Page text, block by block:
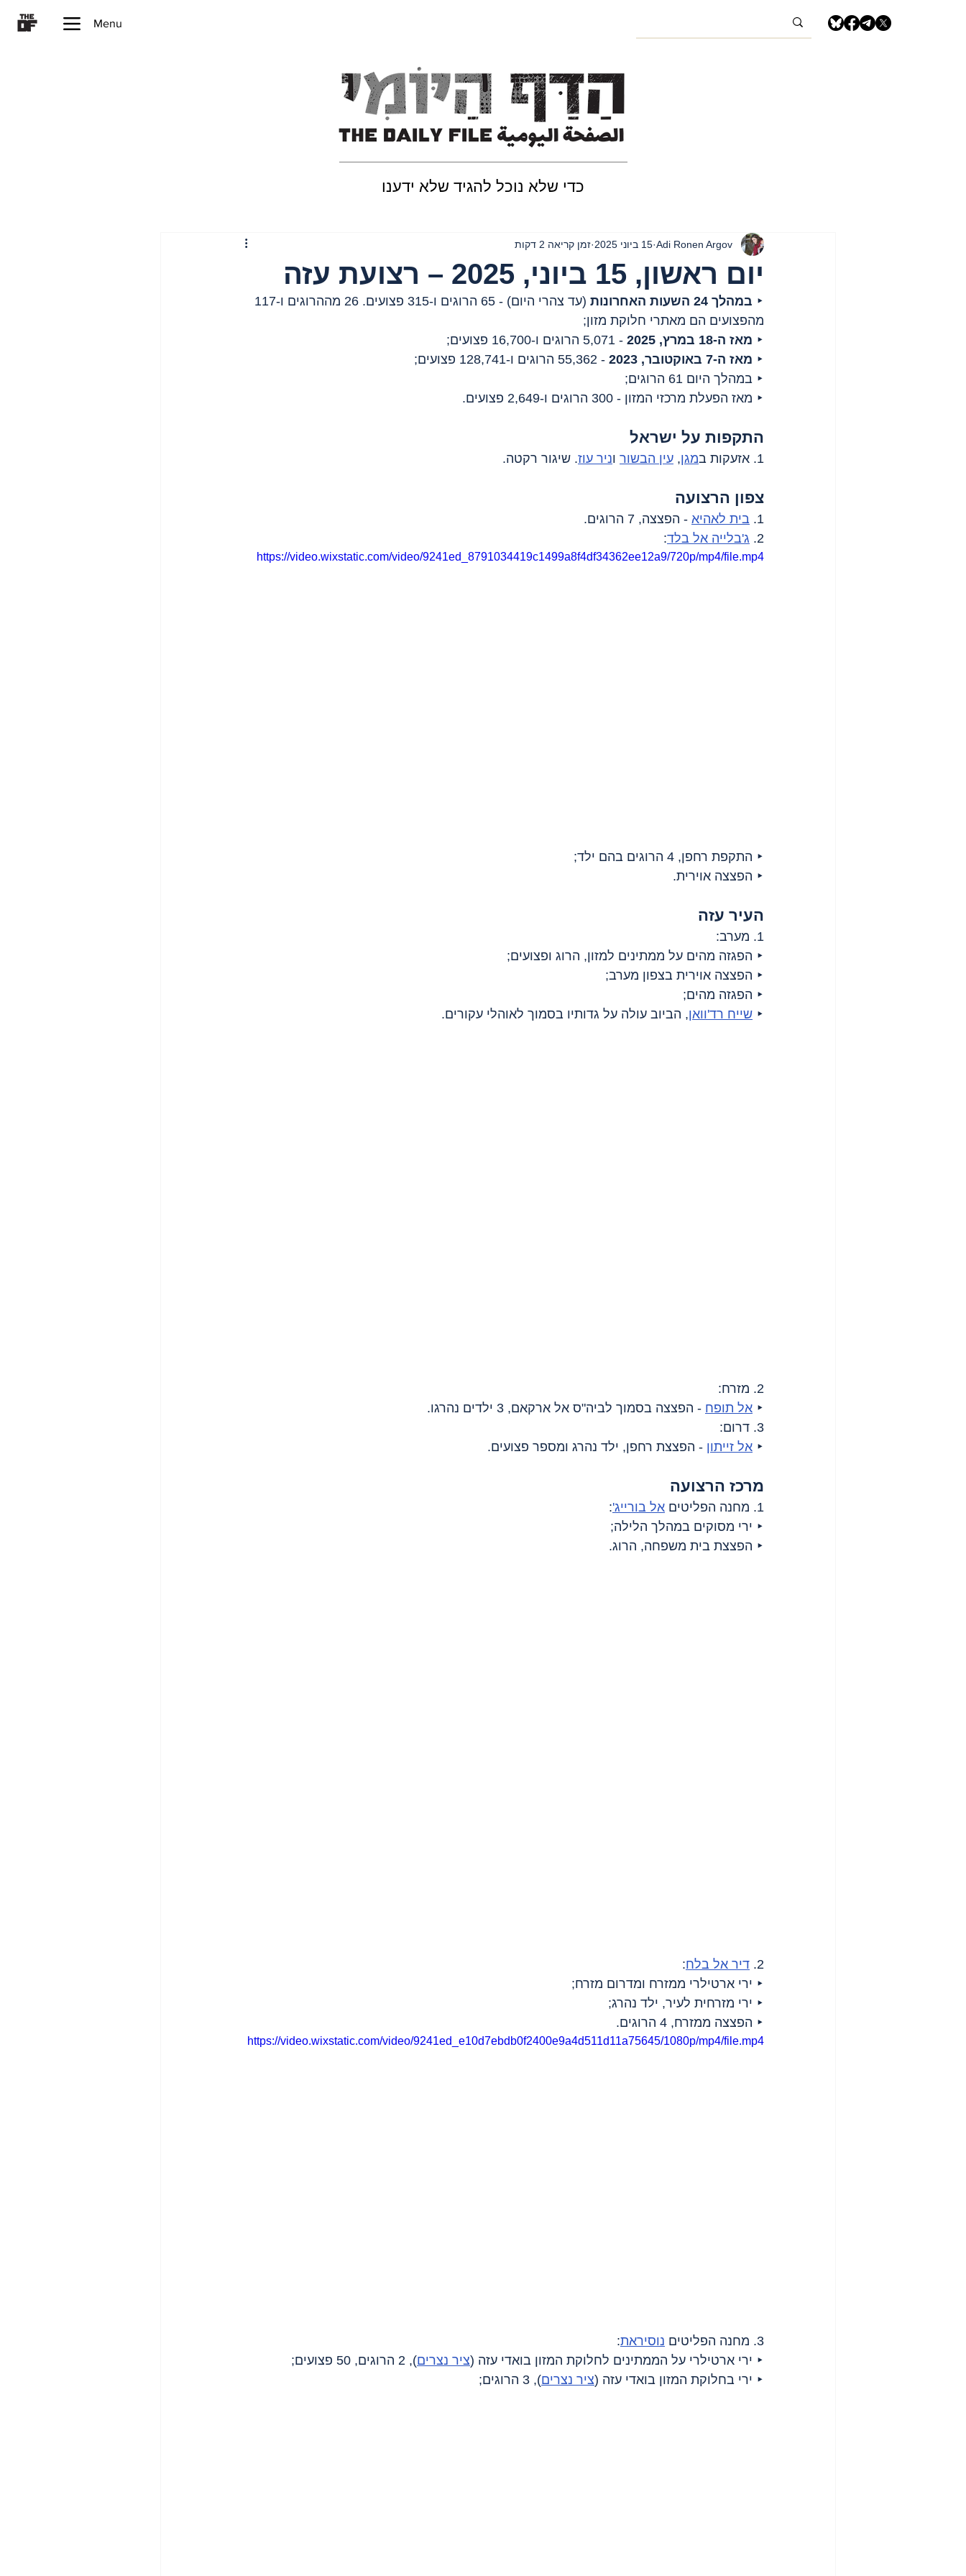
Menu
כדי שלא נוכל להגיד שלא ידענו
יום ראשון, 15 ביוני, 2025 – רצועת עזה
Adi Ronen Argov 15 ביוני 2025 זמן קריאה 2 דקות
‣ במהלך 24 השעות האחרונות
מהפצועים הם מאתרי חלוקת מזון;
‣ מאז ה-18 במרץ, 2025
- 5,071 הרוגים ו-16,700 פצועים;
‣ מאז ה-7 באוקטובר, 2023
- 55,362 הרוגים ו-128,741 פצועים;
‣ במהלך היום 61 הרוגים;
‣ מאז הפעלת מרכזי המזון - 300 הרוגים ו-2,649 פצועים.
התקפות על ישראל
1. אזעקות ב מגן, עין הבשור וניר עוז. שיגור רקטה.
צפון הרצועה
1. בית לאהיא - הפצצה, 7 הרוגים.
2. ג'בלייה אל בלד:
https://video.wixstatic.com/video/9241ed_8791034419c1499a8f4df34362ee12a9/720p/mp4/file.mp4
‣ התקפת רחפן, 4 הרוגים בהם ילד;
‣ הפצצה אוירית.
העיר עזה
1. מערב:
‣ הפגזה מהים על ממתינים למזון, הרוג ופצועים;
‣ הפצצה אוירית בצפון מערב;
‣ הפגזה מהים;
‣ שייח רד'וואן, הביוב עולה על גדותיו בסמוך לאוהלי עקורים.
2. מזרח:
‣ אל תופח - הפצצה בסמוך לביה"ס אל ארקאם, 3 ילדים נהרגו.
3. דרום:
‣ אל זייתון - הפצצת רחפן, ילד נהרג ומספר פצועים.
מרכז הרצועה
1. מחנה הפליטים אל בורייג':
‣ ירי מסוקים במהלך הלילה;
‣ הפצצת בית משפחה, הרוג.
2. דיר אל בלח:
‣ ירי ארטילרי ממזרח ומדרום מזרח;
‣ ירי מזרחית לעיר, ילד נהרג;
‣ הפצצה ממזרח, 4 הרוגים.
https://video.wixstatic.com/video/9241ed_e10d7ebdb0f2400e9a4d511d11a75645/1080p/mp4/file.mp4
3. מחנה הפליטים נוסיראת:
‣ ירי ארטילרי על הממתינים לחלוקת המזון בואדי עזה (ציר נצרים), 2 הרוגים, 50 פצועים;
‣ ירי בחלוקת המזון בואדי עזה (ציר נצרים), 3 הרוגים;